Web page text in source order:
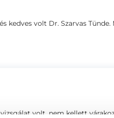
kedves volt Dr. Szarvas
volt, nem kellett